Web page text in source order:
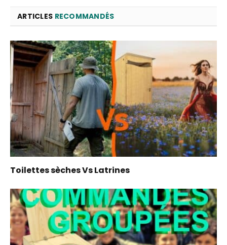
ARTICLES RECOMMANDÉS
Toilettes sèches Vs Latrines